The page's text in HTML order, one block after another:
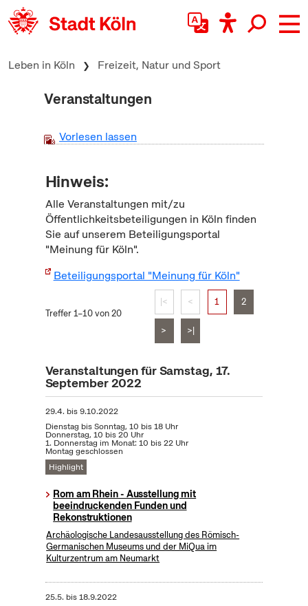
zum Inhalt springen
Leben in Köln Freizeit, Natur und Sport
Veranstaltungen
Vorlesen lassen
Hinweis:
Alle Veranstaltungen mit/zu
Öffentlichkeitsbeteiligungen in Köln finden
Sie auf unserem Beteiligungsportal
"Meinung für Köln".
Beteiligungsportal "Meinung für Köln"
Treffer 1–10 von 20
|< < 1 2
> >|
Veranstaltungen für Samstag, 17.
September 2022
29.4. bis9.10.2022
Dienstag bis Sonntag, 10 bis 18 Uhr
Donnerstag, 10 bis 20 Uhr
1. Donnerstag im Monat: 10 bis 22 Uhr
Montag geschlossen
Highlight
Rom am Rhein - Ausstellung mit
beeindruckenden Funden und
Rekonstruktionen
Archäologische Landesausstellung des Römisch-
Germanischen Museums und der MiQua im
Kulturzentrum am Neumarkt
25.5. bis18.9.2022